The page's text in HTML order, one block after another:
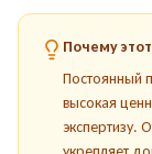
Почему
Постоянный
высокая
экспертизу.